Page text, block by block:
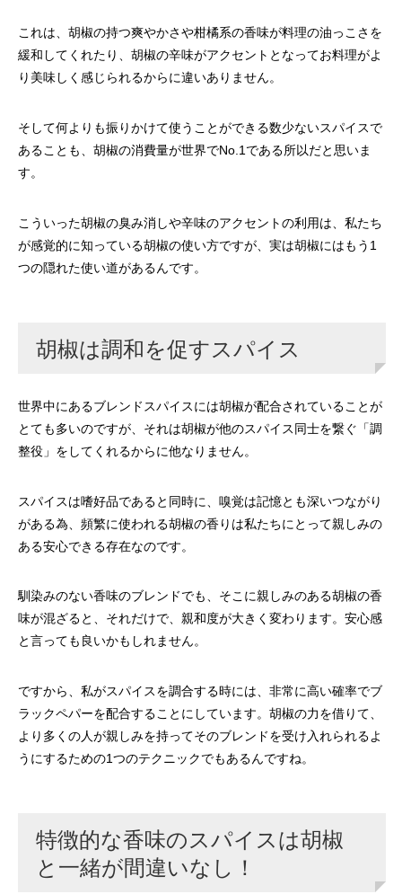
これは、胡椒の持つ爽やかさや柑橘系の香味が料理の油っこさを
緩和してくれたり、胡椒の辛味がアクセントとなってお料理がよ
り美味しく感じられるからに違いありません。
そして何よりも振りかけて使うことができる数少ないスパイスで
あることも、胡椒の消費量が世界でNo.1である所以だと思いま
す。
こういった胡椒の臭み消しや辛味のアクセントの利用は、私たち
が感覚的に知っている胡椒の使い方ですが、実は胡椒にはもう1
つの隠れた使い道があるんです。
胡椒は調和を促すスパイス
世界中にあるブレンドスパイスには胡椒が配合されていることが
とても多いのですが、それは胡椒が他のスパイス同士を繋ぐ「調
整役」をしてくれるからに他なりません。
スパイスは嗜好品であると同時に、嗅覚は記憶とも深いつながり
がある為、頻繁に使われる胡椒の香りは私たちにとって親しみの
ある安心できる存在なのです。
馴染みのない香味のブレンドでも、そこに親しみのある胡椒の香
味が混ざると、それだけで、親和度が大きく変わります。安心感
と言っても良いかもしれません。
ですから、私がスパイスを調合する時には、非常に高い確率でブ
ラックペパーを配合することにしています。胡椒の力を借りて、
より多くの人が親しみを持ってそのブレンドを受け入れられるよ
うにするための1つのテクニックでもあるんですね。
特徴的な香味のスパイスは胡椒
と一緒が間違いなし！